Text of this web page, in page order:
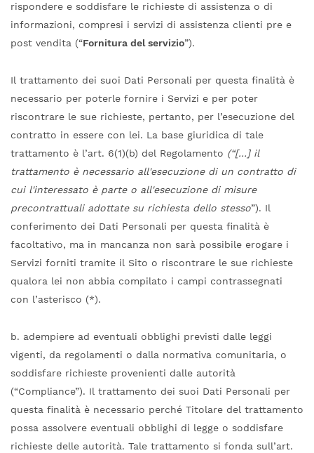
rispondere e soddisfare le richieste di assistenza o di
informazioni, compresi i servizi di assistenza clienti pre e
post vendita (“Fornitura del servizio”).
Il trattamento dei suoi Dati Personali per questa finalità è
necessario per poterle fornire i Servizi e per poter
riscontrare le sue richieste, pertanto, per l’esecuzione del
contratto in essere con lei. La base giuridica di tale
trattamento è l’art. 6(1)(b) del Regolamento (“[…] il
trattamento è necessario all'esecuzione di un contratto di
cui l'interessato è parte o all'esecuzione di misure
precontrattuali adottate su richiesta dello stesso”). Il
conferimento dei Dati Personali per questa finalità è
facoltativo, ma in mancanza non sarà possibile erogare i
Servizi forniti tramite il Sito o riscontrare le sue richieste
qualora lei non abbia compilato i campi contrassegnati
con l’asterisco (*).
b. adempiere ad eventuali obblighi previsti dalle leggi
vigenti, da regolamenti o dalla normativa comunitaria, o
soddisfare richieste provenienti dalle autorità
(“Compliance”). Il trattamento dei suoi Dati Personali per
questa finalità è necessario perché Titolare del trattamento
possa assolvere eventuali obblighi di legge o soddisfare
richieste delle autorità. Tale trattamento si fonda sull’art.